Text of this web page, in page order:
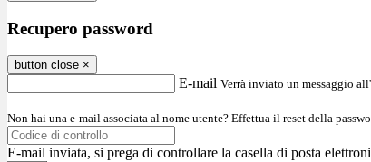
Recupero password
button close ×
E-mail Verrà inviato un messaggio
Non hai una e-mail associata al nome utente? Effettua il reset della
E-mail inviata, si prega di controllare la casella di posta